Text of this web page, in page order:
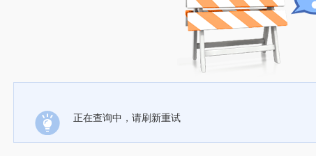
正在查询中，请刷新重试